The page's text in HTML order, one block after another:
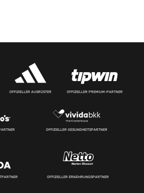
OFFIZIELLER AUSRÜSTER OFFIZIELLER PREMIUM-PARTNER
OFFIZIELLER GESUNDHEITSPARTNER
OFFIZIELLER ERNÄHRUNGSPARTNER